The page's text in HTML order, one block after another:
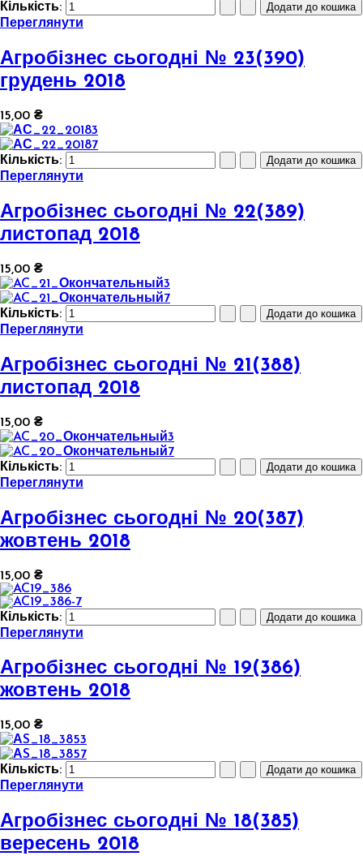
Кількість:
Переглянути
Агробізнес сьогодні № 23(390)
грудень 2018
15,00 ₴
Кількість:
Переглянути
Агробізнес сьогодні № 22(389)
листопад 2018
15,00 ₴
Кількість:
Переглянути
Агробізнес сьогодні № 21(388)
листопад 2018
15,00 ₴
Кількість:
Переглянути
Агробізнес сьогодні № 20(387)
жовтень 2018
15,00 ₴
Кількість:
Переглянути
Агробізнес сьогодні № 19(386)
жовтень 2018
15,00 ₴
Кількість:
Переглянути
Агробізнес сьогодні № 18(385)
вересень 2018